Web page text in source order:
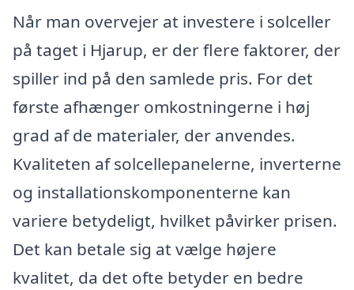
Når man overvejer at investere i solceller
på taget i Hjarup, er der flere faktorer, der
spiller ind på den samlede pris. For det
første afhænger omkostningerne i høj
grad af de materialer, der anvendes.
Kvaliteten af solcellepanelerne, inverterne
og installationskomponenterne kan
variere betydeligt, hvilket påvirker prisen.
Det kan betale sig at vælge højere
kvalitet, da det ofte betyder en bedre